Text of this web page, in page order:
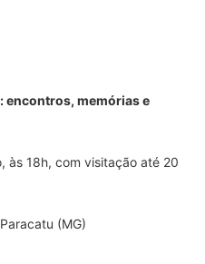
encontros, memórias e
às 18h, com visitação até 20
(MG)